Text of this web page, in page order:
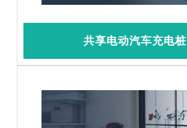
共享电动汽车充电桩